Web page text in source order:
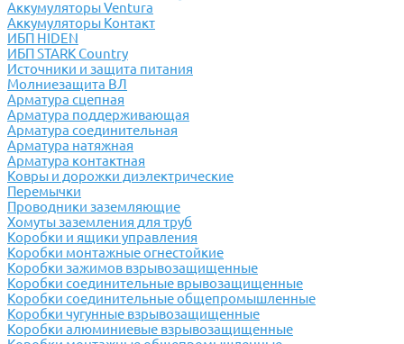
Аккумуляторы Ventura
Аккумуляторы Контакт
ИБП HIDEN
ИБП STARK Country
Источники и защита питания
Молниезащита ВЛ
Арматура сцепная
Арматура поддерживающая
Арматура соединительная
Арматура натяжная
Арматура контактная
Ковры и дорожки диэлектрические
Перемычки
Проводники заземляющие
Хомуты заземления для труб
Коробки и ящики управления
Коробки монтажные огнестойкие
Коробки зажимов взрывозащищенные
Коробки соединительные врывозащищенные
Коробки соединительные общепромышленные
Коробки чугунные взрывозащищенные
Коробки алюминиевые взрывозащищенные